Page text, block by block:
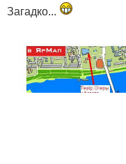
Загадко...